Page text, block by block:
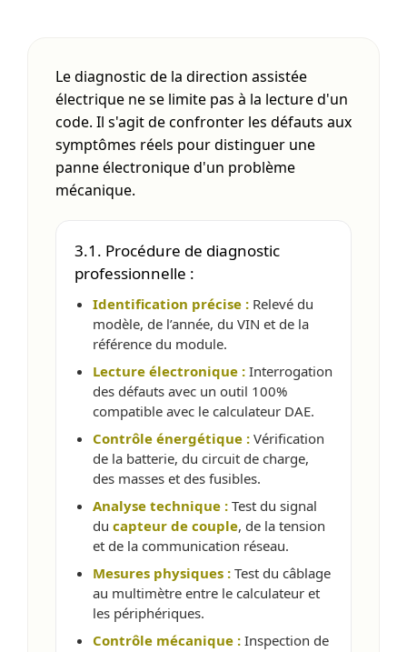
Le diagnostic de la direction assistée
électrique ne se limite pas à la lecture d'un
code. Il s'agit de confronter les défauts aux
symptômes réels pourdistinguer une
panne électronique d'un problème
mécanique.
3.1. Procédure de diagnostic
professionnelle :
Identification précise : Relevé du
modèle, de l’année, du VIN et de la
référence du module.
Lecture électronique : Interrogation
des défauts avec un outil 100%
compatible avec le calculateur DAE.
Contrôle énergétique : Vérification
de la batterie, du circuit de charge,
des masses et des fusibles.
Analyse technique : Test du signal
du capteur de couple, de la tension
et de la communication réseau.
Mesures physiques : Test du câblage
au multimètre entre le calculateur et
les périphériques.
Contrôle mécanique : Inspection de